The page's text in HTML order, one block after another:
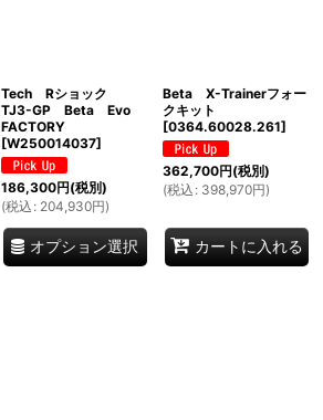
Tech Rショック
TJ3-GP Beta Evo
FACTORY
[W250014037]
186,300円(税別)
(税込 : 204,930円)
オプション選択
Beta X-Trainerフォー
クキット
[0364.60028.261]
362,700円(税別)
(税込 : 398,970円)
カートに入れる